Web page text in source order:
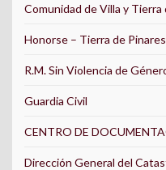
Comunidad de Villa y Tierra
Honorse – Tierra de Pinares
R.M. Sin Violencia de
Guardia Civil
CENTRO DE
Dirección General del